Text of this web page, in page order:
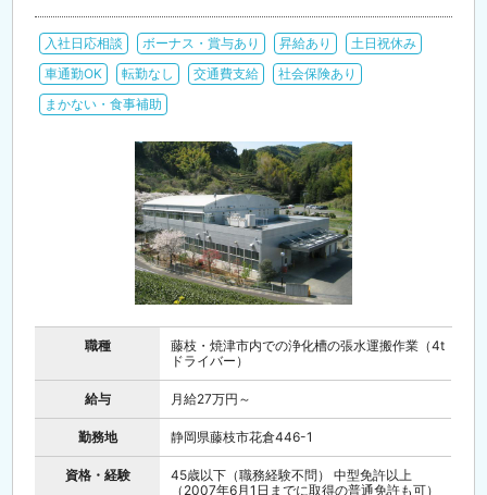
入社日応相談 ボーナス・賞与あり 昇給あり
土日祝休み
車通勤OK
転勤なし 交通費支給
社会保険あり
まかない・食事補助
職種
藤枝・焼津市内での浄化槽の張水運搬作業（4t
ドライバー）
給与 月給27万円～
勤務地 静岡県藤枝市花倉446-1
資格・経験
45歳以下（職務経験不問） 中型免許以上
（2007年6月1日までに取得の普通免許も可）